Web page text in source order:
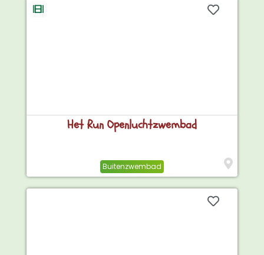
Het Run Openluchtzwembad
Buitenzwembad